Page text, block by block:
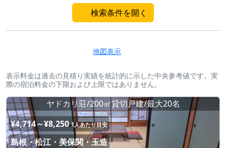
検索条件を開く
地図表示
表示料金は過去の見積り実績を統計的に示した中央参考値です。実
際の宿泊料金の下限および上限ではありません。
ヤドカリ荘/200㎡貸切戸建/最大20名
¥4,714～¥8,250 1人あたり目安
島根・松江・美保関・玉造